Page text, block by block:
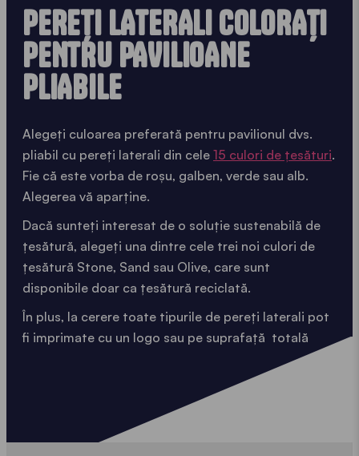
PEREȚI LATERALI COLORAȚI
PENTRU PAVILIOANE
PLIABILE
Alegeți culoarea preferată pentru pavilionul dvs.
pliabil cu pereți laterali din cele 15 culori de țesături.
Fie că este vorba de roșu, galben, verde sau alb.
Alegerea vă aparține.
Dacă sunteți interesat de o soluție sustenabilă de
țesătură, alegeți una dintre cele trei noi culori de
țesătură Stone, Sand sau Olive, care sunt
disponibile doar ca țesătură reciclată.
În plus, la cerere toate tipurile de pereți laterali pot
fi imprimate cu un logo sau pe suprafață totală